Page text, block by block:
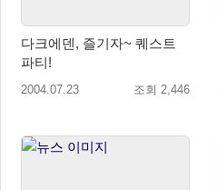
다크에덴, 즐기자~ 퀘스트
파티!
2004.07.23 조회 2,446